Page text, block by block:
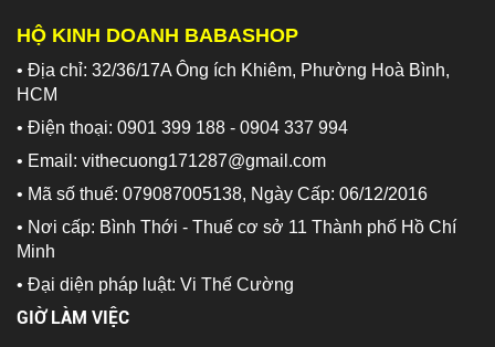
HỘ KINH DOANH BABASHOP
• Địa chỉ: 32/36/17A Ông ích Khiêm, Phường Hoà Bình,
HCM
• Điện thoại: 0901 399 188 - 0904 337 994
• Email: vithecuong171287@gmail.com
• Mã số thuế: 079087005138, Ngày Cấp: 06/12/2016
• Nơi cấp: Bình Thới - Thuế cơ sở 11 Thành phố Hồ Chí
Minh
• Đại diện pháp luật: Vi Thế Cường
GIỜ LÀM VIỆC